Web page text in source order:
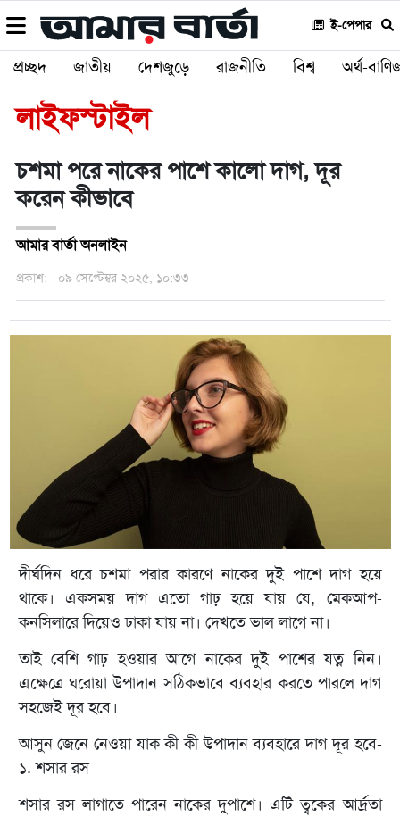
ই-পেপার
প্রচ্ছদ জাতীয় দেশজুড়ে রাজনীতি বিশ্ব অর্থ-
লাইফস্টাইল
চশমা পরে নাকের পাশে কালো দাগ, দূর
করেন কীভাবে
আমার বার্তা অনলাইন
প্রকাশ: ০৯ সেপ্টেম্বর ২০২৫, ১০:৩৩
দীর্ঘদিন ধরে চশমা পরার কারণে নাকের দুই পাশে দাগ হয়ে
থাকে। একসময় দাগ এতো গাঢ় হয়ে যায় যে, মেকআপ-
কনসিলারে দিয়েও ঢাকা যায় না। দেখতে ভাল লাগে না।
তাই বেশি গাঢ় হওয়ার আগে নাকের দুই পাশের যত্ন নিন।
এক্ষেত্রে ঘরোয়া উপাদান সঠিকভাবে ব্যবহার করতে পারলে দাগ
সহজেই দূর হবে।
আসুন জেনে নেওয়া যাক কী কী উপাদান ব্যবহারে দাগ দূর হবে-
১. শসার রস
শসার রস লাগাতে পারেন নাকের দুপাশে। এটি ত্বকের আর্দ্রতা